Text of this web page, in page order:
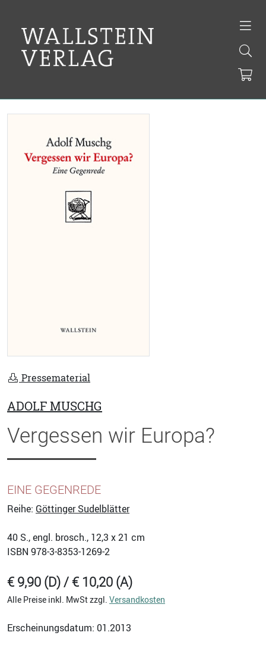
Pressematerial
ADOLF MUSCHG
Vergessen wir Europa?
EINE GEGENREDE
Reihe: Göttinger Sudelblätter
40 S., engl. brosch., 12,3 x 21 cm
ISBN 978-3-8353-1269-2
€ 9,90 (D) / € 10,20 (A)
Alle Preise inkl. MwSt zzgl. Versandkosten
Erscheinungsdatum: 01.2013